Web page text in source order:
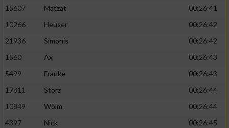
15607
Matzat
00:26:41
10266
Heuser
00:26:42
21936
Simonis
00:26:42
1560
Ax
00:26:43
5499
Franke
00:26:43
17811
Storz
00:26:44
10849
Wölm
00:26:44
4397
Nick
00:26:45